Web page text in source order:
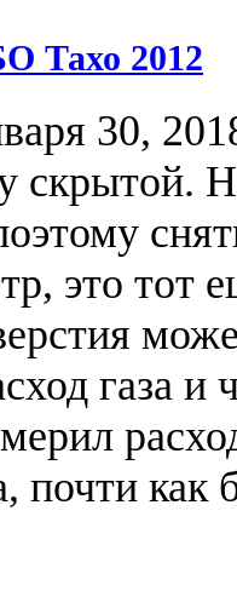
Тахо 2012
30,
скрытой.
это тот
газа и
почти как